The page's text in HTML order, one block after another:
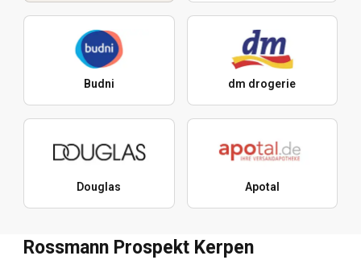
Budni dm drogerie
Douglas Apotal
Rossmann Prospekt Kerpen